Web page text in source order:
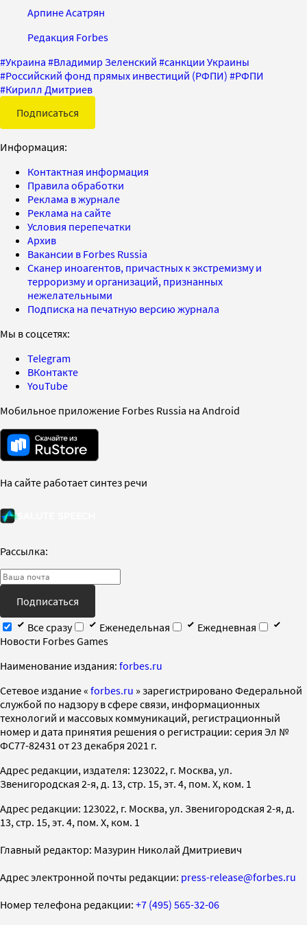
Арпине Асатрян
Редакция Forbes
#Украина #Владимир Зеленский #санкции Украины
#Российский фонд прямых инвестиций (РФПИ) #РФПИ
#Кирилл Дмитриев
Подписаться
Информация:
Контактная информация
Правила обработки
Реклама в журнале
Реклама на сайте
Условия перепечатки
Архив
Вакансии в Forbes Russia
Сканер иноагентов, причастных к экстремизму и
терроризму и организаций, признанных
нежелательными
Подписка на печатную версию журнала
Мы в соцсетях:
Telegram
ВКонтакте
YouTube
Мобильное приложение Forbes Russia на Android
На сайте работает синтез речи
Рассылка:
Подписаться
Все сразу
Еженедельная
Ежедневная
Новости Forbes Games
Наименование издания: forbes.ru
Cетевое издание « forbes.ru » зарегистрировано Федеральной
службой по надзору в сфере связи, информационных
технологий и массовых коммуникаций, регистрационный
номер и дата принятия решения о регистрации: серия Эл №
ФС77-82431 от 23 декабря 2021 г.
Адрес редакции, издателя: 123022, г. Москва, ул.
Звенигородская 2-я, д. 13, стр. 15, эт. 4, пом. X, ком. 1
Адрес редакции: 123022, г. Москва, ул. Звенигородская 2-я, д.
13, стр. 15, эт. 4, пом. X, ком. 1
Главный редактор: Мазурин Николай Дмитриевич
Адрес электронной почты редакции: press-release@forbes.ru
Номер телефона редакции: +7 (495) 565-32-06